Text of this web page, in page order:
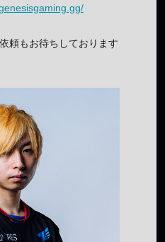
頼もお待ちしております